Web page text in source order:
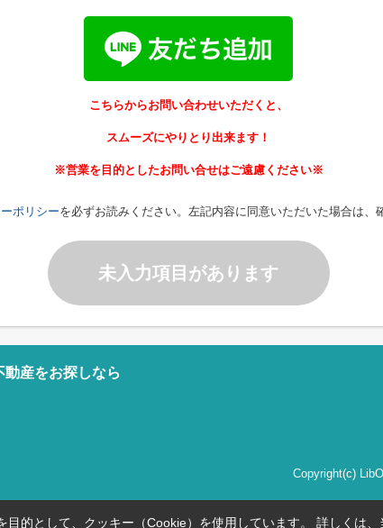
こちらからお問い合わせいただくと、
スムーズにやりとり出来ます！
※営業を目的としたお問い合せはご遠慮ください※
ポリシーを必ずお読みください。左記内容に同意いただいた場合は、
未入力項目があります
産をお探しなら
Copyright(c)
的として、クッキー（Cookie）を使用しています。 詳しくは、